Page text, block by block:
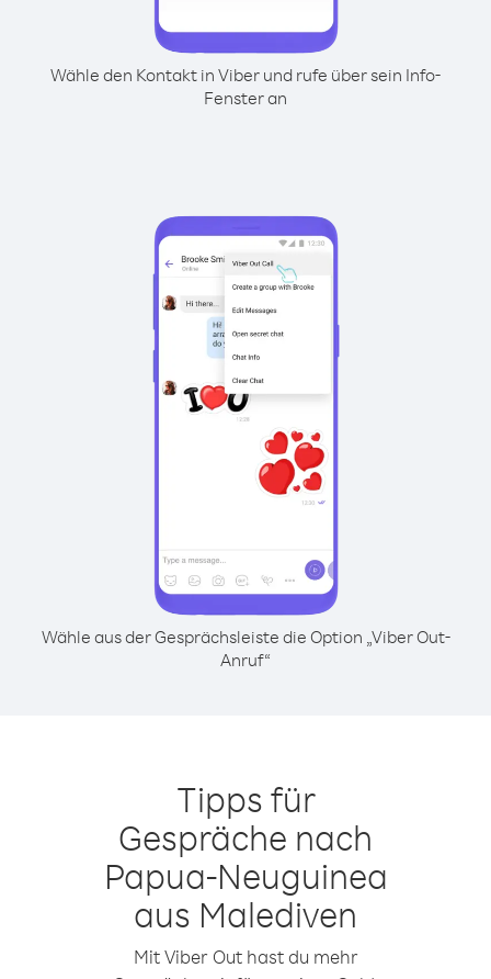
Wähle den Kontakt in Viber und rufe über sein Info-
Fenster an
Wähle aus der Gesprächsleiste die Option „Viber Out-
Anruf“
Tipps für
Gespräche nach
Papua-Neuguinea
aus Malediven
Mit Viber Out hast du mehr